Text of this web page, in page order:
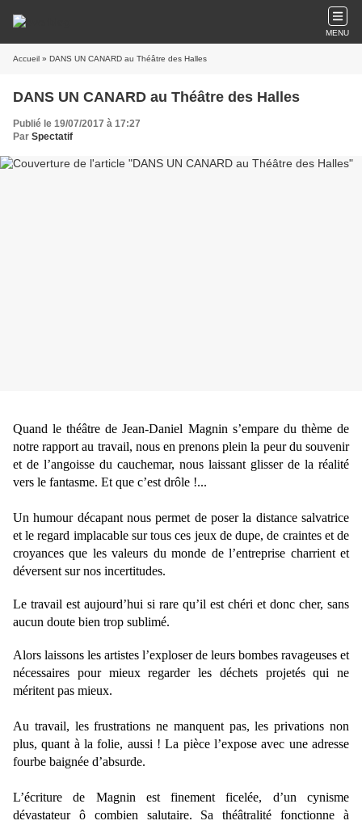
MENU
Accueil » DANS UN CANARD au Théâtre des Halles
DANS UN CANARD au Théâtre des Halles
Publié le 19/07/2017 à 17:27
Par Spectatif
Quand le théâtre de Jean-Daniel Magnin s’empare du thème de
notre rapport au travail, nous en prenons plein la peur du souvenir
et de l’angoisse du cauchemar, nous laissant glisser de la réalité
vers le fantasme. Et que c’est drôle !...
Un humour décapant nous permet de poser la distance salvatrice
et le regard implacable sur tous ces jeux de dupe, de craintes et de
croyances que les valeurs du monde de l’entreprise charrient et
déversent sur nos incertitudes.
Le travail est aujourd’hui si rare qu’il est chéri et donc cher, sans
aucun doute bien trop sublimé.
Alors laissons les artistes l’exploser de leurs bombes ravageuses et
nécessaires pour mieux regarder les déchets projetés qui ne
méritent pas mieux.
Au travail, les frustrations ne manquent pas, les privations non
plus, quant à la folie, aussi ! La pièce l’expose avec une adresse
fourbe baignée d’absurde.
L’écriture de Magnin est finement ficelée, d’un cynisme
dévastateur ô combien salutaire. Sa théâtralité fonctionne à